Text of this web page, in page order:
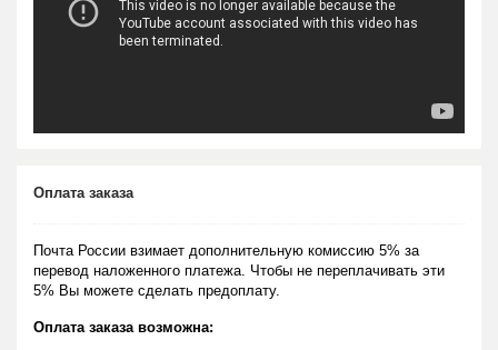
Оплата заказа
Почта России взимает дополнительную комиссию 5% за
перевод наложенного платежа. Чтобы не переплачивать эти
5% Вы можете сделать предоплату.
Оплата заказа возможна: